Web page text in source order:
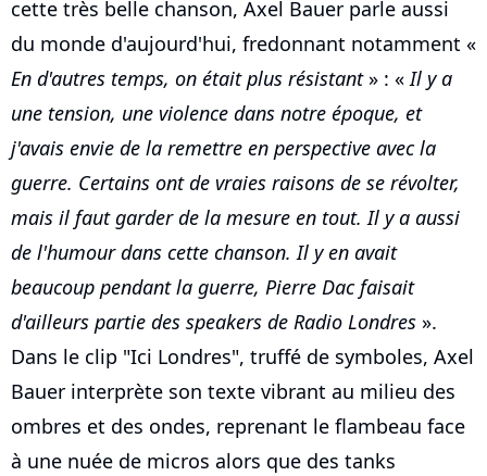
cette très belle chanson, Axel Bauer parle aussi
du monde d'aujourd'hui, fredonnant notamment «
En d'autres temps, on était plus résistant» : «Il y a
une tension, une violence dans notre époque, et
j'avais envie de la remettre en perspective avec la
guerre. Certains ont de vraies raisons de se révolter,
mais il faut garder de la mesure en tout. Il y a aussi
de l'humour dans cette chanson. Il y en avait
beaucoup pendant la guerre, Pierre Dac faisait
d'ailleurs partie des speakers de Radio Londres ».
Dans le clip "Ici Londres", truffé de symboles, Axel
Bauer interprète son texte vibrant au milieu des
ombres et des ondes, reprenant le flambeau face
à une nuée de micros alors que des tanks